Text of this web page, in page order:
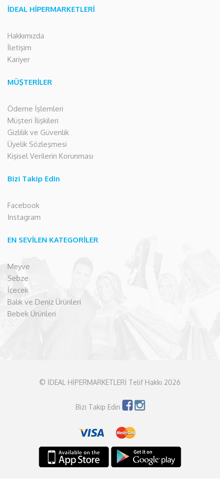
İDEAL HİPERMARKETLERİ
Hakkımızda
İletişim
Kariyer
MÜŞTERİLER
Ödeme İşlemleri
Müşteri İlişkileri
Gizlilik ve Güvenlik
Üyelik Sözleşmesi
Kişisel Verilerin Korunması
Bizi Takip Edin
Facebook
Instagram
EN SEVİLEN KATEGORİLER
Meyve
Sebze
İçecek
Balık ve Deniz Ürünleri
Bebek Ürünleri
© İDEAL HİPERMARKETLERİ Telif Hakkı 2026
Bizi Takip Edin